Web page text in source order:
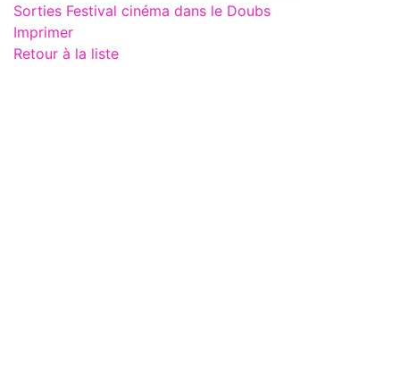
Sorties Festival cinéma dans le Doubs
Imprimer
Retour à la liste